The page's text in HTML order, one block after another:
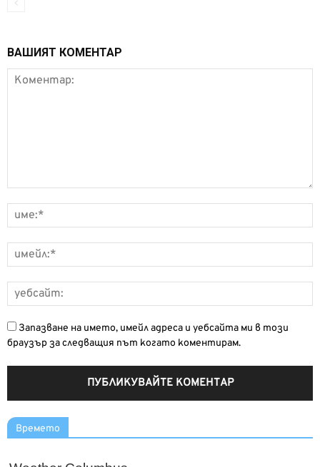
ВАШИЯТ КОМЕНТАР
Запазване на името, имейл адреса и уебсайта ми в този
браузър за следващия път когато коментирам.
Времето